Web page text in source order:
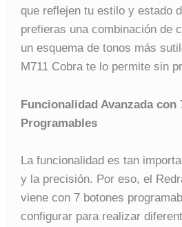
que reflejen tu estilo y estado
prefieras una combinación de
un esquema de tonos más
M711 Cobra te lo permite sin
Funcionalidad Avanzada con
Programables
La funcionalidad es tan
y la precisión. Por eso, el
viene con 7 botones
configurar para realizar